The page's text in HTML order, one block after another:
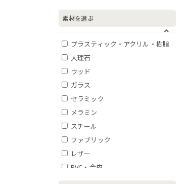
素材を選ぶ
プラスティック・アクリル・樹脂
大理石
ウッド
ガラス
セラミック
メラミン
スチール
ファブリック
レザー
PVC・合皮